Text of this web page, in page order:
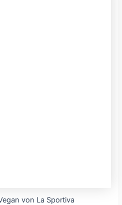
von La Sportiva